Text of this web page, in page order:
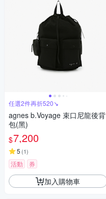
任選2件再折520↘
agnes b.Voyage 束口尼龍後背
包(黑)
$7,200
5 (1)
活動 券
加入購物車